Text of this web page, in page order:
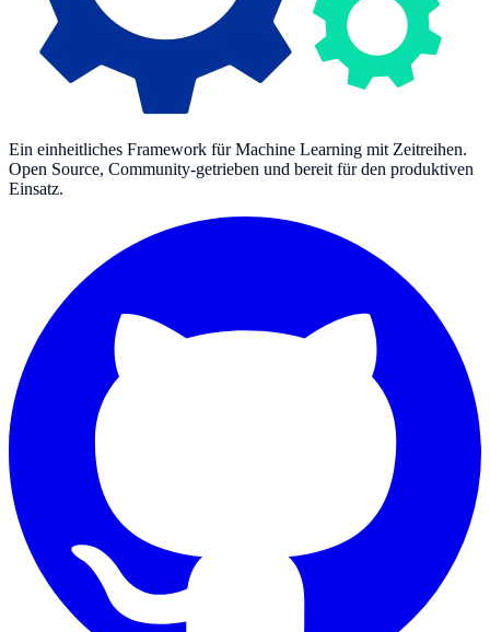
Ein einheitliches Framework für Machine Learning mit Zeitreihen.
Open Source, Community-getrieben und bereit für den produktiven
Einsatz.